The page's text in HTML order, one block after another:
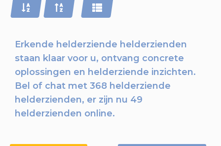
Erkende helderziende helderzienden
staan klaar voor u, ontvang concrete
oplossingen en helderziende inzichten.
Bel of chat met 368 helderziende
helderzienden, er zijn nu 49
helderzienden online.